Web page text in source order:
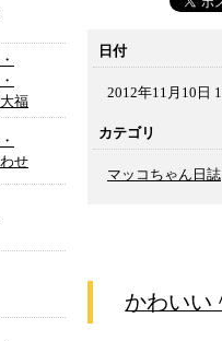
福
せ
日付
2012年11月10日
カテゴリ
マッコちゃん日誌
かわいい